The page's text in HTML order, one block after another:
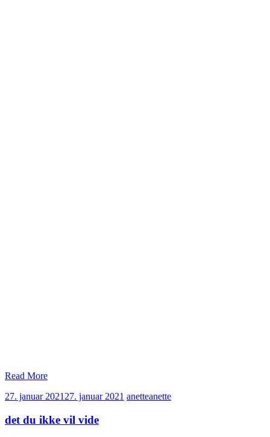
Read More
27. januar 2021 27. januar 2021 anetteanette
det du ikke vil vide